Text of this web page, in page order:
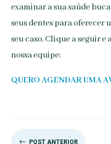
examinar a sua saúde
seus dentes para oferecer
seu caso. Clique a seguir e
nossa equipe:
QUERO AGENDAR UMA
# POST ANTERIOR